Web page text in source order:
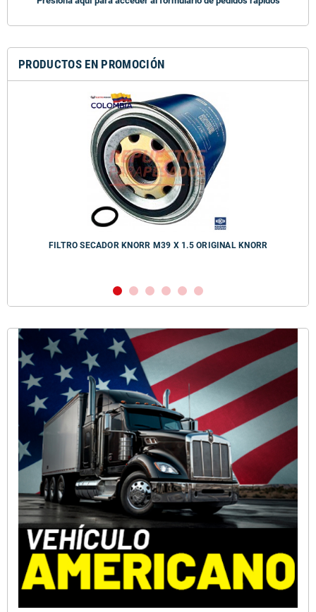
PRODUCTOS EN PROMOCIÓN
FILTRO SECADOR KNORR M39 X 1.5 ORIGINAL KNORR